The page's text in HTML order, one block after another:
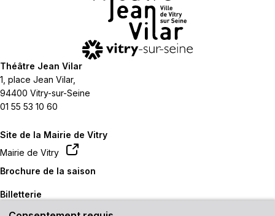
Théâtre Jean Vilar
1, place Jean Vilar,
94400 Vitry-sur-Seine
01 55 53 10 60
Site de la Mairie de Vitry
Mairie de Vitry
Brochure de la saison
Billetterie